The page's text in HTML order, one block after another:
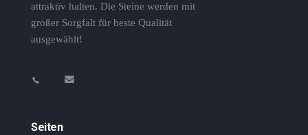
attraktiv halten. Die Steine ​​werden mit
großer Sorgfalt für beste Qualität
ausgewählt!
Seiten